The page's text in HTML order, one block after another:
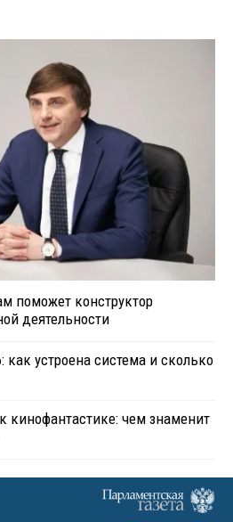
поможет конструктор
деятельности
устроена система и сколько
кинофантастике: чем знаменит